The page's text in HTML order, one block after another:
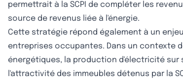
permettrait à la SCPI de compléter les
source de revenus liée à l'énergie.
Cette stratégie répond également à un
entreprises occupantes. Dans un contexte
énergétiques, la production d'électricité sur
l'attractivité des immeubles détenus par la